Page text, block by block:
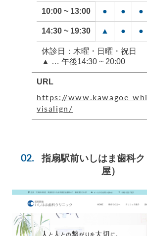
10:00 ~ 13:00 ● ● ●
14:30 ~ 19:30 ▲ ● ●
休診日：木曜・日曜・祝日
▲ … 午後14:30 ~ 20:00
URL
https://www.kawagoe-
visalign/
指扇駅前いしはま歯科ク
屋）